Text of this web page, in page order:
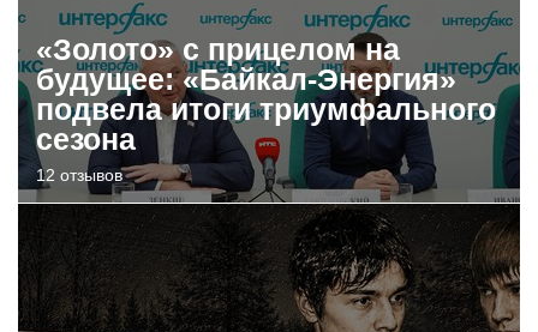
«Золото» с прицелом на
будущее: «Байкал-Энергия»
подвела итоги триумфального
сезона
12 отзывов